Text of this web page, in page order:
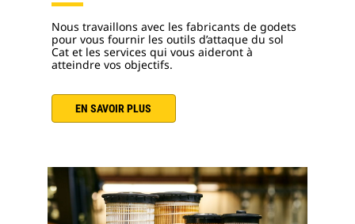
Nous travaillons avec les fabricants de godets
pour vous fournir les outils d’attaque du sol
Cat et les services qui vous aideront à
atteindre vos objectifs.
EN SAVOIR PLUS